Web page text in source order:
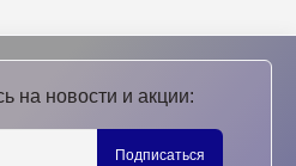
на новости и акции:
Подписаться